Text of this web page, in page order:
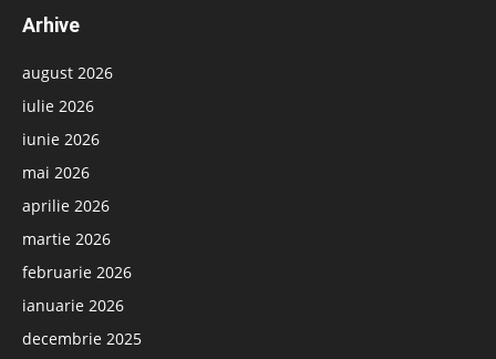
Arhive
august 2026
iulie 2026
iunie 2026
mai 2026
aprilie 2026
martie 2026
februarie 2026
ianuarie 2026
decembrie 2025